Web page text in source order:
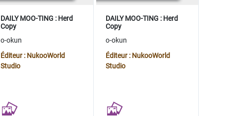
DAILY MOO-TING : Herd
Copy
o-okun
Éditeur : NukooWorld
Studio
DAILY MOO-TING : Herd
Copy
o-okun
Éditeur : NukooWorld
Studio